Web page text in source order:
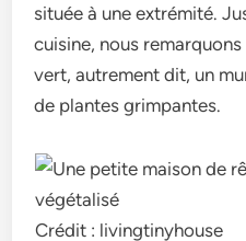
située à une extrémité.
cuisine, nous remarquons
vert, autrement dit, un
de plantes grimpantes.
Crédit : livingtinyhouse